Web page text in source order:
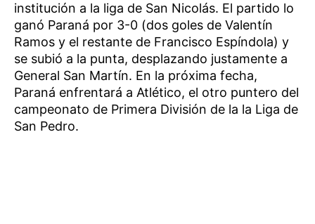
institución a la liga de San Nicolás. El partido lo
ganó Paraná por 3-0 (dos goles de Valentín
Ramos y el restante de Francisco Espíndola) y
se subió a la punta, desplazando justamente a
General San Martín. En la próxima fecha,
Paraná enfrentará a Atlético, el otro puntero del
campeonato de Primera División de la la Liga de
San Pedro.